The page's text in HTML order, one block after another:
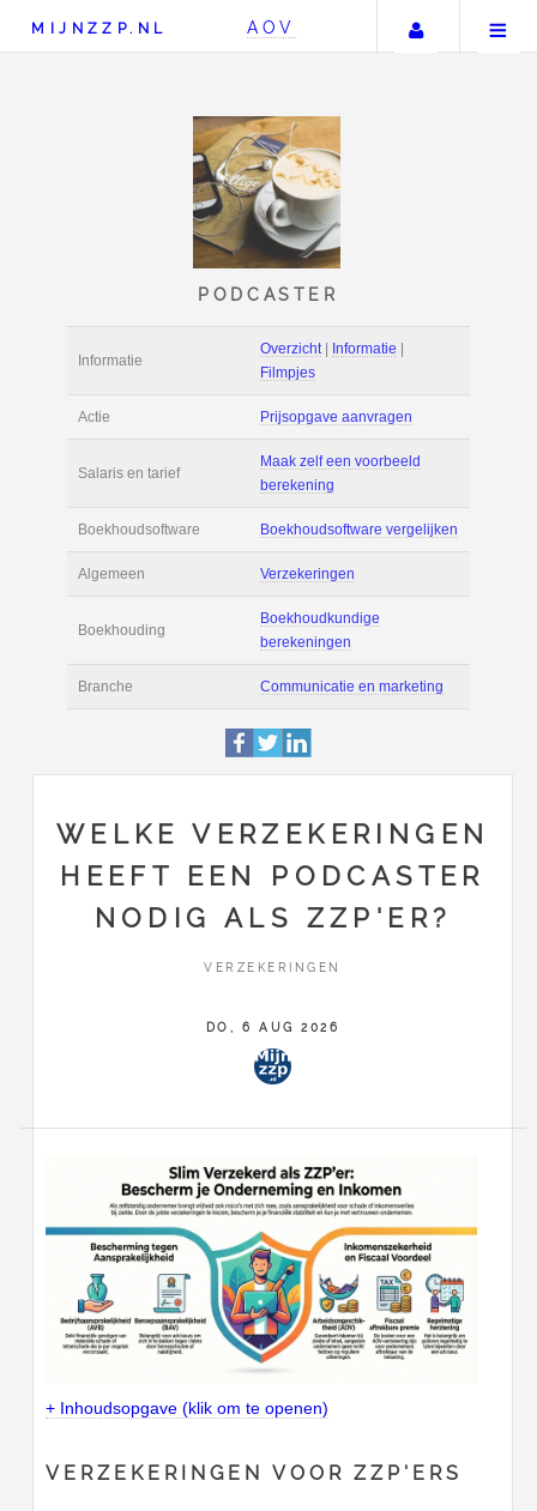
MIJNZZP.NL AOV Uw
PODCASTER
Actie
Boekhoudsoftware
Boekhouding
berekeningen
WELKE VERZEKERINGEN
HEEFT EEN PODCASTER
NODIG ALS ZZP'ER?
VERZEKERINGEN
DO, 6 AUG 2026
+ Inhoudsopgave (klik om te openen)
VERZEKERINGEN VOOR ZZP'ERS